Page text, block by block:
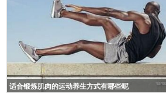
适合锻炼肌肉的运动养生方式有哪些呢